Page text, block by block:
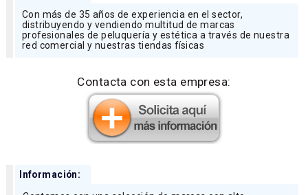
Con más de 35 años de experiencia en el sector,
distribuyendo y vendiendo multitud de marcas
profesionales de peluquería y estética a través de nuestra
red comercial y nuestras tiendas físicas
Contacta con esta empresa:
Información: